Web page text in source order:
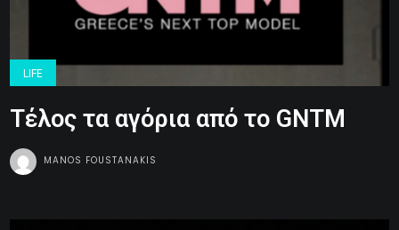
LIFE
Τέλος τα αγόρια από το GNTM
MANOS FOUSTANAKIS